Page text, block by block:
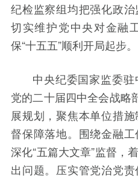
纪检监察组均把强化政
切实维护党中央对金融
保“十五五”顺利开局起步。
中央纪委国家监委
党的二十届四中全会战略
展规划，聚焦本单位措
督保障落地。围绕金融
深化“五篇大文章”监督，
出问题。压实管党治党